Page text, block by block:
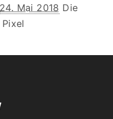
24. Mai 2018 Die
Pixel